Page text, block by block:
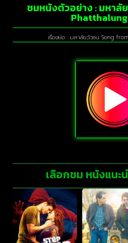
ชมหนังตัวอย่าง : มหาลั
เรื่องย่อ : มหาลัยวัวชน Song
เลือกชม หนังแน